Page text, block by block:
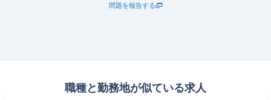
問題を報告する
職種と勤務地が似ている求人